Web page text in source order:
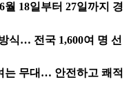
18일부터 27일까지 경
식… 전국 1,600여 명 선
는 무대… 안전하고 쾌적